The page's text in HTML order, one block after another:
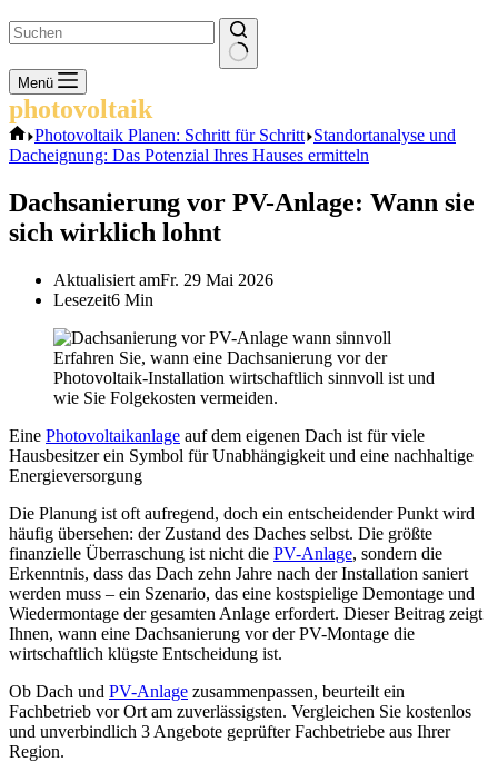
Keine
Ergebnisse
Menü
photovoltaik
Start
Photovoltaik Planen: Schritt für Schritt Standortanalyse und
Dacheignung: Das Potenzial Ihres Hauses ermitteln
Dachsanierung vor PV-Anlage: Wann sie
sich wirklich lohnt
Aktualisiert amFr. 29 Mai 2026
Lesezeit6 Min
Erfahren Sie, wann eine Dachsanierung vor der
Photovoltaik-Installation wirtschaftlich sinnvoll ist und
wie Sie Folgekosten vermeiden.
Eine Photovoltaikanlage auf dem eigenen Dach ist für viele
Hausbesitzer ein Symbol für Unabhängigkeit und eine nachhaltige
Energieversorgung
Die Planung ist oft aufregend, doch ein entscheidender Punkt wird
häufig übersehen: der Zustand des Daches selbst. Die größte
finanzielle Überraschung ist nicht die PV-Anlage, sondern die
Erkenntnis, dass das Dach zehn Jahre nach der Installation saniert
werden muss – ein Szenario, das eine kostspielige Demontage und
Wiedermontage der gesamten Anlage erfordert. Dieser Beitrag zeigt
Ihnen, wann eine Dachsanierung vor der PV-Montage die
wirtschaftlich klügste Entscheidung ist.
Ob Dach und PV-Anlage zusammenpassen, beurteilt ein
Fachbetrieb vor Ort am zuverlässigsten. Vergleichen Sie kostenlos
und unverbindlich 3 Angebote geprüfter Fachbetriebe aus Ihrer
Region.